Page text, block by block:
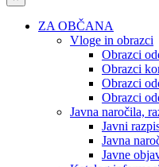
spletno
slabovidnim,
ZA OBČANA
Vloge in obrazci
Obrazci
Obrazci
Obrazci
Obrazci
Javna naročila,
Javni
Javna
Javne